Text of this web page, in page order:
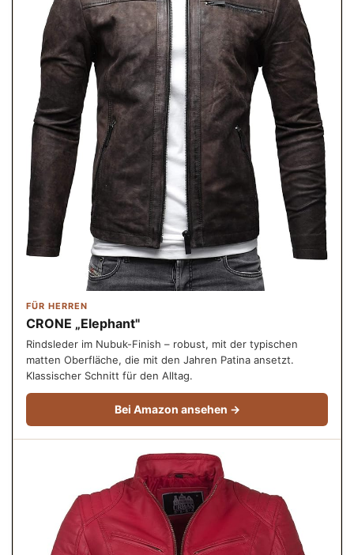
FÜR HERREN
CRONE „Elephant"
Rindsleder im Nubuk-Finish – robust, mit der typischen
matten Oberfläche, die mit den Jahren Patina ansetzt.
Klassischer Schnitt für den Alltag.
Bei Amazon ansehen →